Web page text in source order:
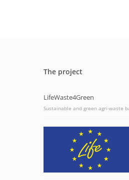
The project
LifeWaste4Green
Sustainable and green agri-waste